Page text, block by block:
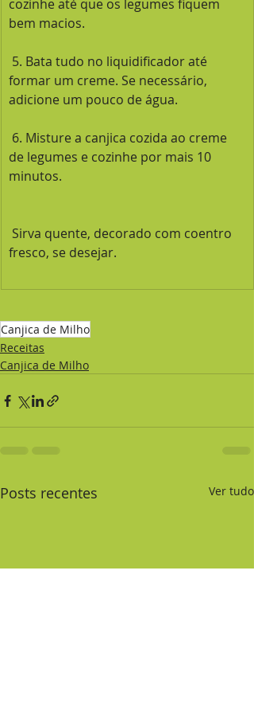
cozinhe até que os legumes fiquem
bem macios.
formar um creme. Se necessário,
adicione um pouco de água.
de legumes e cozinhe por mais 10
minutos.
fresco, se desejar.
Canjica de Milho
Receitas
Canjica de Milho
Posts recentes Ver tudo